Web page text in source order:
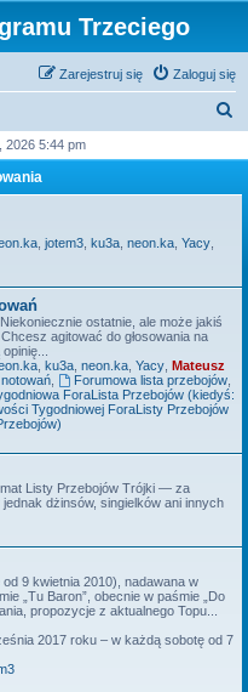
Trzeciego
Zaloguj się
Zarejestruj się
k
2026 5:44 pm
jotem3 ku3a neon.ka Yacy
ostatnie, ale może jakiś
agitować do głosowania na
ku3a neon.ka Yacy Mateusz
, Forumowa lista przebojów,
ForaLista Przebojów (kiedyś:
Tygodniowej ForaListy Przebojów
Listy Przebojów Trójki — za
dżinsów, singielków ani innych
9 kwietnia 2010), nadawana w
„Tu Baron”, obecnie w paśmie „Do
propozycje z aktualnego Topu...
2017 roku – w każdą sobotę od 7